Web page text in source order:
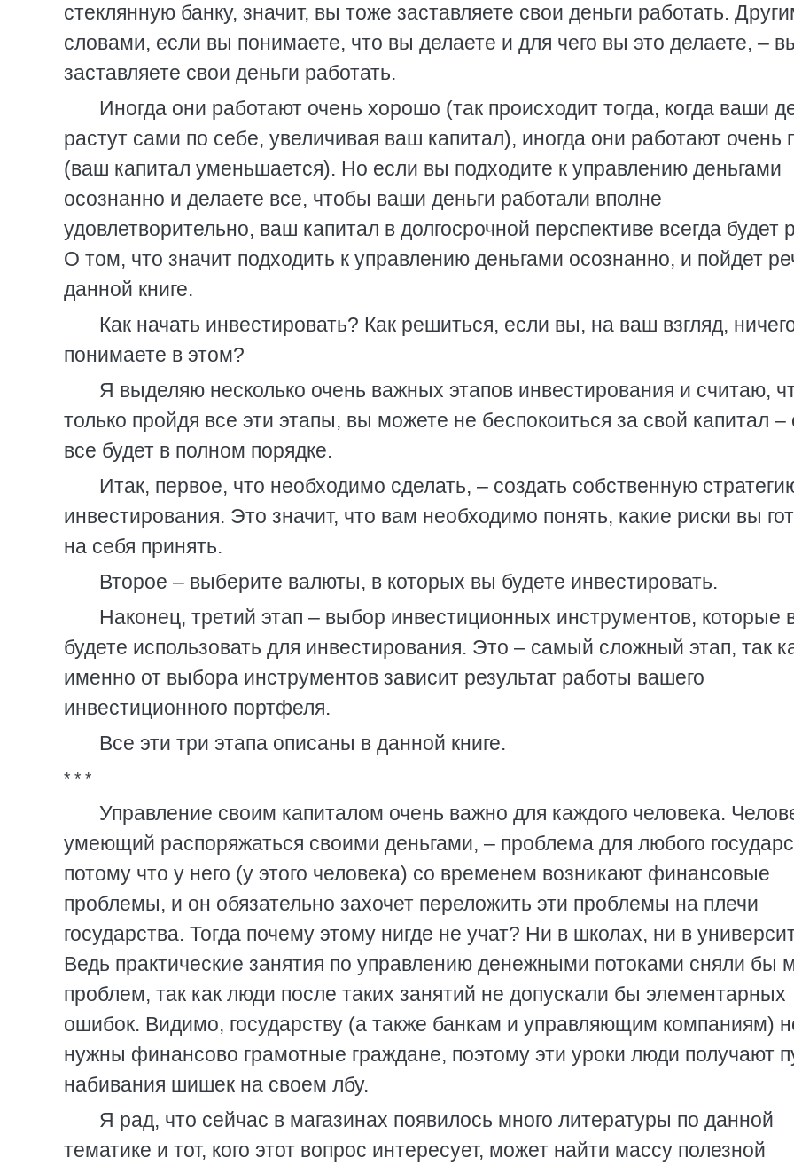
стеклянную банку, значит, вы тоже заставляете свои деньги работать.
словами, если вы понимаете, что вы делаете и для чего вы это делаете, –
заставляете свои деньги работать.
Иногда они работают очень хорошо (так происходит тогда, когда ваши
растут сами по себе, увеличивая ваш капитал), иногда они работают очень
(ваш капитал уменьшается). Но если вы подходите к управлению деньгами
осознанно и делаете все, чтобы ваши деньги работали вполне
удовлетворительно, ваш капитал в долгосрочной перспективе всегда будет
О том, что значит подходить к управлению деньгами осознанно, и пойдет
данной книге.
Как начать инвестировать? Как решиться, если вы, на ваш взгляд,
понимаете в этом?
Я выделяю несколько очень важных этапов инвестирования и считаю,
только пройдя все эти этапы, вы можете не беспокоиться за свой капитал
все будет в полном порядке.
Итак, первое, что необходимо сделать, – создать собственную
инвестирования. Это значит, что вам необходимо понять, какие риски вы
на себя принять.
Второе – выберите валюты, в которых вы будете инвестировать.
Наконец, третий этап – выбор инвестиционных инструментов, которые
будете использовать для инвестирования. Это – самый сложный этап, так
именно от выбора инструментов зависит результат работы вашего
инвестиционного портфеля.
Все эти три этапа описаны в данной книге.
* * *
Управление своим капиталом очень важно для каждого человека.
умеющий распоряжаться своими деньгами, – проблема для любого
потому что у него (у этого человека) со временем возникают финансовые
проблемы, и он обязательно захочет переложить эти проблемы на плечи
государства. Тогда почему этому нигде не учат? Ни в школах, ни в
Ведь практические занятия по управлению денежными потоками сняли бы
проблем, так как люди после таких занятий не допускали бы элементарных
ошибок. Видимо, государству (а также банкам и управляющим компаниям)
нужны финансово грамотные граждане, поэтому эти уроки люди получают
набивания шишек на своем лбу.
Я рад, что сейчас в магазинах появилось много литературы по данной
тематике и тот, кого этот вопрос интересует, может найти массу полезной